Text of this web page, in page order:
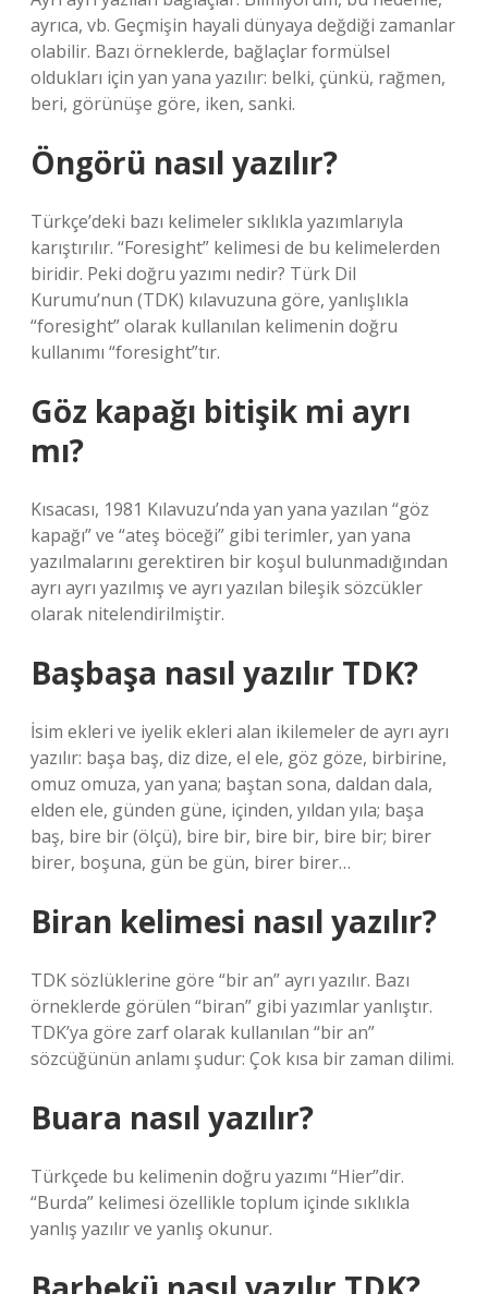
ayrıca, vb. Geçmişin hayali dünyaya değdiği zamanlar
olabilir. Bazı örneklerde, bağlaçlar formülsel
oldukları için yan yana yazılır: belki, çünkü, rağmen,
beri, görünüşe göre, iken, sanki.
Öngörü nasıl yazılır?
Türkçe’deki bazı kelimeler sıklıkla yazımlarıyla
karıştırılır. “Foresight” kelimesi de bu kelimelerden
biridir. Peki doğru yazımı nedir? Türk Dil
Kurumu’nun (TDK) kılavuzuna göre, yanlışlıkla
“foresight” olarak kullanılan kelimenin doğru
kullanımı “foresight”tır.
Göz kapağı bitişik mi ayrı
mı?
Kısacası, 1981 Kılavuzu’nda yan yana yazılan “göz
kapağı” ve “ateş böceği” gibi terimler, yan yana
yazılmalarını gerektiren bir koşul bulunmadığından
ayrı ayrı yazılmış ve ayrı yazılan bileşik sözcükler
olarak nitelendirilmiştir.
Başbaşa nasıl yazılır TDK?
İsim ekleri ve iyelik ekleri alan ikilemeler de ayrı ayrı
yazılır: başa baş, diz dize, el ele, göz göze, birbirine,
omuz omuza, yan yana; baştan sona, daldan dala,
elden ele, günden güne, içinden, yıldan yıla; başa
baş, bire bir (ölçü), bire bir, bire bir, bire bir; birer
birer, boşuna, gün be gün, birer birer…
Biran kelimesi nasıl yazılır?
TDK sözlüklerine göre “bir an” ayrı yazılır. Bazı
örneklerde görülen “biran” gibi yazımlar yanlıştır.
TDK’ya göre zarf olarak kullanılan “bir an”
sözcüğünün anlamı şudur: Çok kısa bir zaman dilimi.
Buara nasıl yazılır?
Türkçede bu kelimenin doğru yazımı “Hier”dir.
“Burda” kelimesi özellikle toplum içinde sıklıkla
yanlış yazılır ve yanlış okunur.